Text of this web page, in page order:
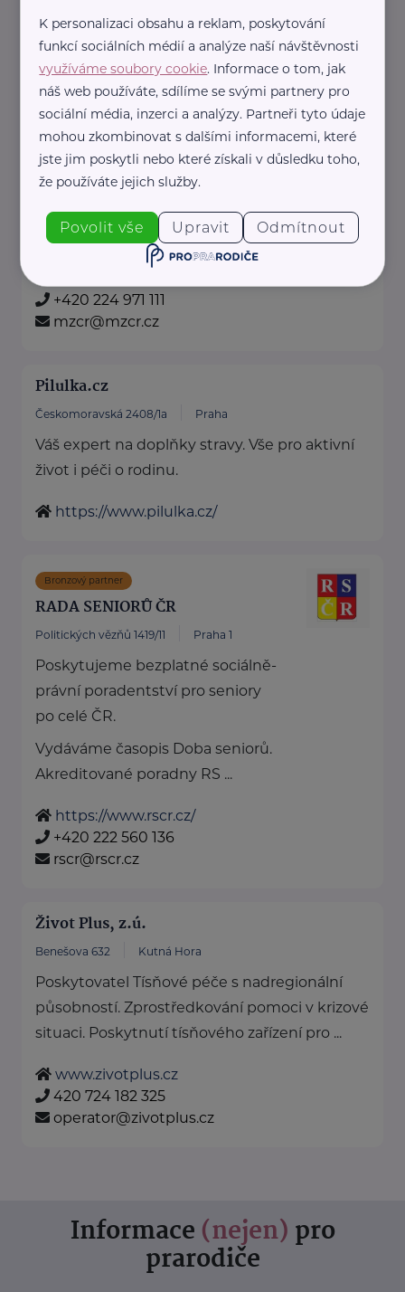
U Matýska věříme, že skutečné
pohodlí nezná věkové hranice.
Naše ...
https://matysek.cz/
+420 723 335 204
info@matysek.cz
Ministerstvo zdravotnictví ČR
Palackého náměstí 375/4 Praha 2
+420 224 971 111
mzcr@mzcr.cz
Pilulka.cz
Českomoravská 2408/1a Praha
Váš expert na doplňky stravy. Vše pro aktivní
život i péči o rodinu.
https://www.pilulka.cz/
Bronzový partner
RADA SENIORŮ ČR
Politických vězňů 1419/11 Praha 1
Poskytujeme bezplatné sociálně-
právní poradentství pro seniory
po celé ČR.
Vydáváme časopis Doba seniorů.
Akreditované poradny RS ...
https://www.rscr.cz/
+420 222 560 136
rscr@rscr.cz
Život Plus, z.ú.
Benešova 632 Kutná Hora
Poskytovatel Tísňové péče s nadregionální
působností. Zprostředkování pomoci v krizové
situaci. Poskytnutí tísňového zařízení pro ...
www.zivotplus.cz
420 724 182 325
operator@zivotplus.cz
Informace (nejen) pro
prarodiče
K personalizaci obsahu a reklam, poskytování
funkcí sociálních médií a analýze naší návštěvnosti
využíváme soubory cookie. Informace o tom, jak
náš web používáte, sdílíme se svými partnery pro
sociální média, inzerci a analýzy. Partneři tyto údaje
mohou zkombinovat s dalšími informacemi, které
jste jim poskytli nebo které získali v důsledku toho,
že používáte jejich služby.
Povolit vše Upravit Odmítnout